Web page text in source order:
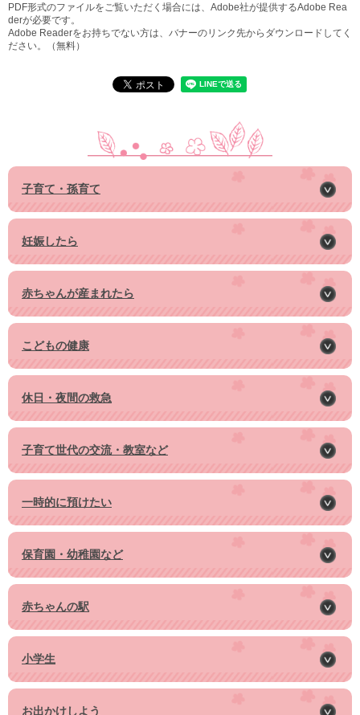
PDF形式のファイルをご覧いただく場合には、Adobe社が提供するAdobe Rea
derが必要です。
Adobe Readerをお持ちでない方は、バナーのリンク先からダウンロードしてく
ださい。（無料）
子育て・孫育て
妊娠したら
赤ちゃんが産まれたら
こどもの健康
休日・夜間の救急
子育て世代の交流・教室など
一時的に預けたい
保育園・幼稚園など
赤ちゃんの駅
小学生
お出かけしよう